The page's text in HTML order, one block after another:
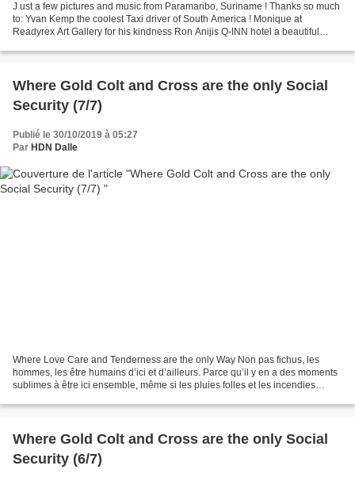
J ust a few pictures and music from Paramaribo, Suriname ! Thanks so much
to: Yvan Kemp the coolest Taxi driver of South America ! Monique at
Readyrex Art Gallery for his kindness Ron Anijis Q-INN hotel a beautiful
Where Gold Colt and Cross are the only Social
Security (7/7)
Publié le 30/10/2019 à 05:27
Par HDN Dalle
Where Love Care and Tenderness are the only Way Non pas fichus, les
hommes, les être humains d’ici et d’ailleurs. Parce qu’il y en a des moments
sublimes à être ici ensemble, même si les pluies folles et les incendies
Where Gold Colt and Cross are the only Social
Security (6/7)